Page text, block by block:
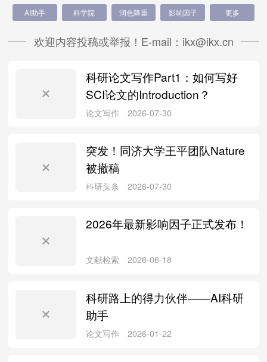
AI助手 科学院 润色降重 影响因子 更多
欢迎内容投稿或举报！E-mail：ikx@ikx.cn
科研论文写作Part1：如何写好
SCI论文的Introduction？
论文写作 2026-07-30
突发！同济大学王平团队Nature
被撤稿
科研头条
2026年最新影响因子正式发布！
科研路上的得力伙伴——AI科研
助手